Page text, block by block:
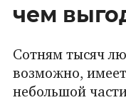
чем
Сотням тысяч
возможно,
небольшой